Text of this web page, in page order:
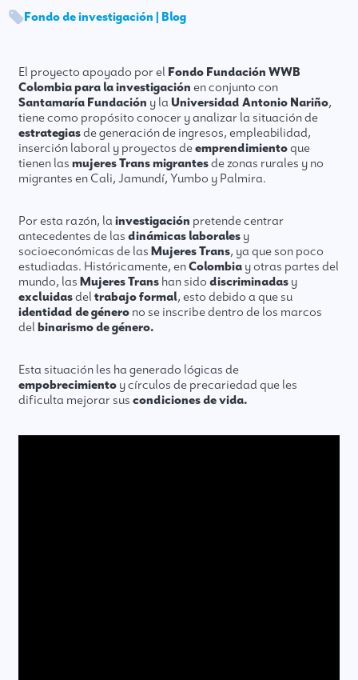
Fondo de investigación | Blog
El proyecto apoyado por el Fondo Fundación WWB
Colombia para la investigación en conjunto con
Santamaría Fundación y laUniversidad Antonio Nariño,
tiene como propósito conocer y analizar la situación de
estrategiasde generación de ingresos, empleabilidad,
inserción laboral y proyectos deemprendimientoque
tienen lasmujeres Trans migrantesde zonas rurales y no
migrantes en Cali, Jamundí, Yumbo y Palmira.
Por esta razón, lainvestigación pretende centrar
antecedentes de lasdinámicas laborales y
socioeconómicas de lasMujeres Trans, ya que son poco
estudiadas. Históricamente, enColombia y otras partes del
mundo, lasMujeres Trans han sidodiscriminadas y
excluidasdeltrabajo formal, esto debido a que su
identidad de género no se inscribe dentro de los marcos
delbinarismo de género.
Esta situación les ha generado lógicas de
empobrecimiento y círculos de precariedad que les
dificulta mejorar suscondiciones de vida.